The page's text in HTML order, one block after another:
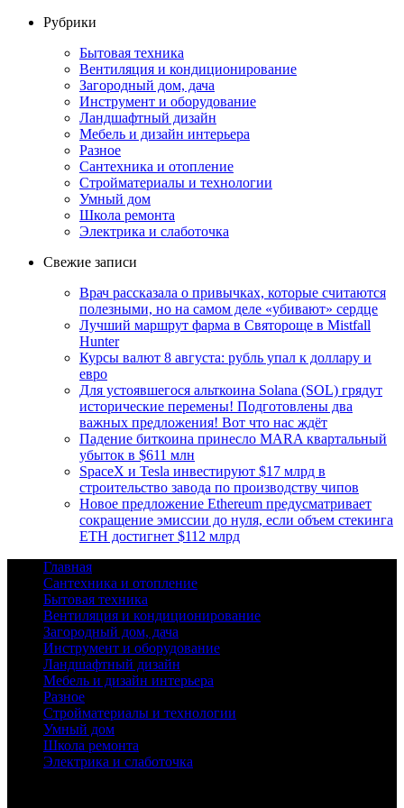
Рубрики
Бытовая техника
Вентиляция и кондиционирование
Загородный дом, дача
Инструмент и оборудование
Ландшафтный дизайн
Мебель и дизайн интерьера
Разное
Сантехника и отопление
Стройматериалы и технологии
Умный дом
Школа ремонта
Электрика и слаботочка
Свежие записи
Врач рассказала о привычках, которые считаются
полезными, но на самом деле «убивают» сердце
Лучший маршрут фарма в Святороще в Mistfall
Hunter
Курсы валют 8 августа: рубль упал к доллару и
евро
Для устоявшегося альткоина Solana (SOL) грядут
исторические перемены! Подготовлены два
важных предложения! Вот что нас ждёт
Падение биткоина принесло MARA квартальный
убыток в $611 млн
SpaceX и Tesla инвестируют $17 млрд в
строительство завода по производству чипов
Новое предложение Ethereum предусматривает
сокращение эмиссии до нуля, если объем стекинга
ETH достигнет $112 млрд
Главная
Сантехника и отопление
Бытовая техника
Вентиляция и кондиционирование
Загородный дом, дача
Инструмент и оборудование
Ландшафтный дизайн
Мебель и дизайн интерьера
Разное
Стройматериалы и технологии
Умный дом
Школа ремонта
Электрика и слаботочка